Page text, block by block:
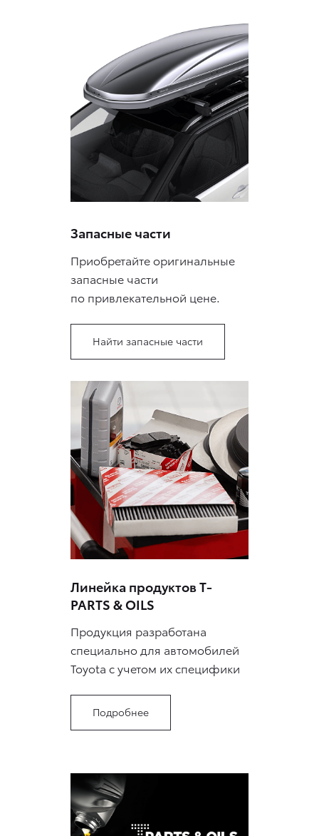
Запасные части
Приобретайте оригинальные
запасные части
по привлекательной цене.
Найти запасные части
Линейка продуктов T-
PARTS & OILS
Продукция разработана
специально для автомобилей
Toyota с учетом их специфики
Подробнее